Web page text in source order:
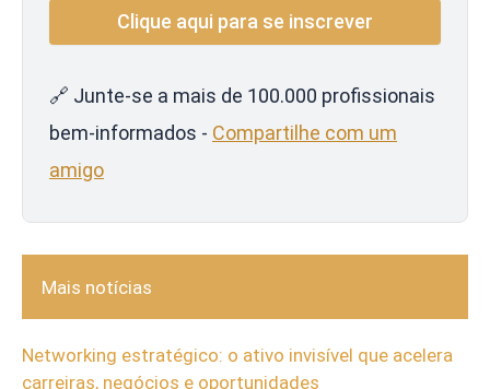
🔗 Junte-se a mais de 100.000 profissionais
bem-informados - Compartilhe com um
amigo
Mais notícias
Networking estratégico: o ativo invisível que acelera
carreiras, negócios e oportunidades